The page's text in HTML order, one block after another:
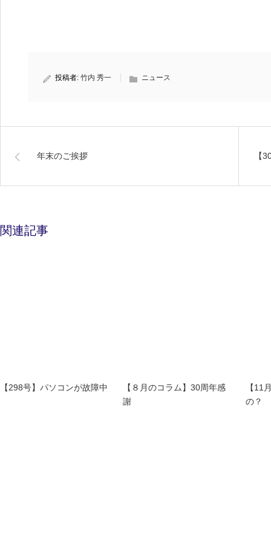
投稿者: 竹内 秀一 ニュース
年末のご挨拶 【
関連記事
【298号】パソコンが故障中
【８月のコラム】30周年感
謝
【11
の？